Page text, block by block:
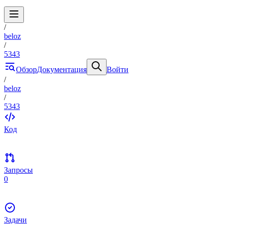
/
beloz
/
5343
ОбзорДокументация
Войти
/
beloz
/
5343
Код
Запросы
0
Задачи